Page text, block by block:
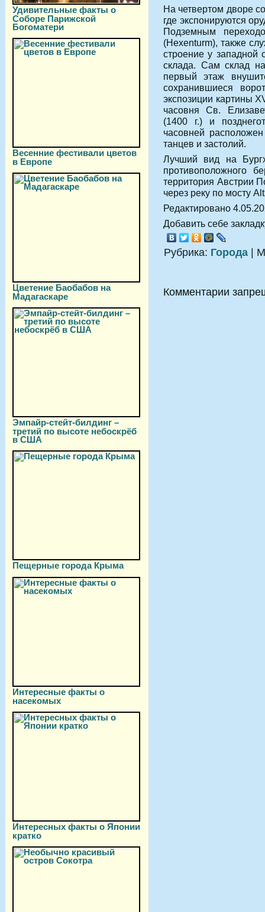
Удивительные факты о
Соборе Парижской
Богоматери
Весенние фестивали цветов
в Европе
Цветение Баобабов на
Мадагаскаре
Эмпайр-стейт-билдинг –
третий по высоте небоскрёб
в США
Пещерные города Крыма
Интересные факты о
насекомых
Интересных факты о Японии
кратко
На четвертом дворе
где экспонируются
Подземным
(Hexenturm), также
строение у
склада. Сам склад
первый этаж
сохранившиеся
экспозиции картины
часовня Св.
(1400 г.) и
часовней
танцев и застолий.
Лучший вид на
противоположного
территория Австрии
через реку по мосту
Редактировано
Добавить себе
Рубрика: Города |
Комментарии